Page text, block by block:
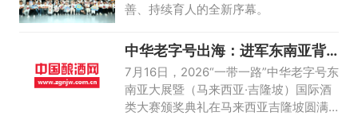
善、持续育人的全新序幕。
中华老字号出海：进军东南亚背
后的国际化新
7月16日，2026“一带一路”中华老字号东
南亚大展暨（马来西亚·吉隆坡）国际酒
类大赛颁奖典礼在马来西亚吉隆坡圆满